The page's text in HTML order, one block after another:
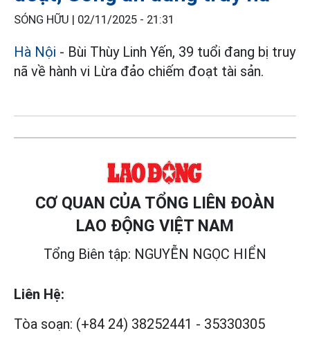
SÓNG HỮU | 02/11/2025 - 21:31
Hà Nội - Bùi Thùy Linh Yến, 39 tuổi đang bị truy
nã về hành vi Lừa đảo chiếm đoạt tài sản.
CƠ QUAN CỦA TỔNG LIÊN ĐOÀN
LAO ĐỘNG VIỆT NAM
Tổng Biên tập: NGUYỄN NGỌC HIỂN
Liên Hệ:
Tòa soạn: (+84 24) 38252441 - 35330305